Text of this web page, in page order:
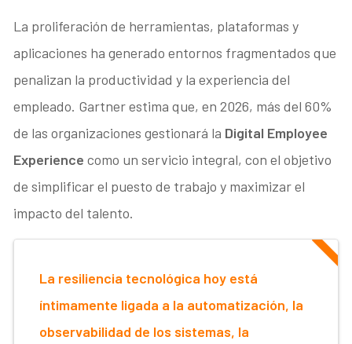
La proliferación de herramientas, plataformas y
aplicaciones ha generado entornos fragmentados que
penalizan la productividad y la experiencia del
empleado. Gartner estima que, en 2026, más del 60%
de las organizaciones gestionará la Digital Employee
Experience como un servicio integral, con el objetivo
de simplificar el puesto de trabajo y maximizar el
impacto del talento.
La resiliencia tecnológica hoy está
íntimamente ligada a la automatización, la
observabilidad de los sistemas, la